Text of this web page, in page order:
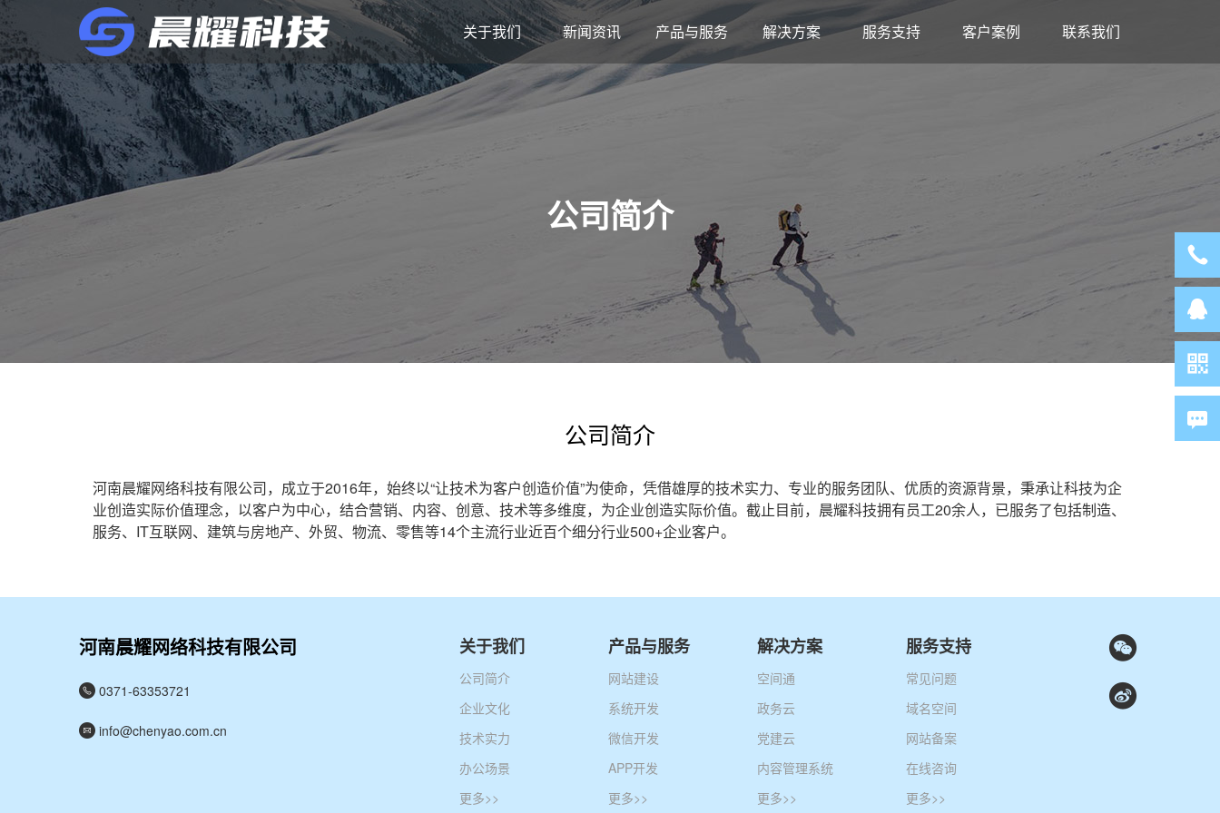
关于我们 新闻资讯 产品与服务 解决方案 服务支持 客户案例 联系我们
公司简介
公司简介
河南晨耀网络科技有限公司，成立于2016年，始终以“让技术为客户创造价值”为使命，凭借雄厚的技术实力、专业的服务团队、优质的资源背景，秉承让科技为企
业创造实际价值理念，以客户为中心，结合营销、内容、创意、技术等多维度，为企业创造实际价值。截止目前，晨耀科技拥有员工20余人，已服务了包括制造、
服务、IT互联网、建筑与房地产、外贸、物流、零售等14个主流行业近百个细分行业500+企业客户。
河南晨耀网络科技有限公司
0371-63353721
info@chenyao.com.cn
关于我们
公司简介
企业文化
技术实力
办公场景
更多>>
产品与服务
网站建设
系统开发
微信开发
APP开发
更多>>
解决方案
空间通
政务云
党建云
内容管理系统
更多>>
服务支持
常见问题
域名空间
网站备案
在线咨询
更多>>